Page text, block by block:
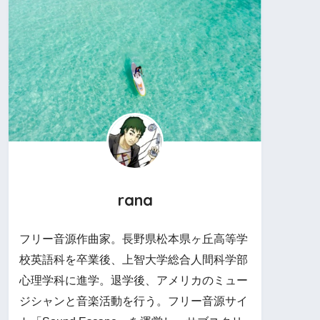
rana
フリー音源作曲家。長野県松本県ヶ丘高等学
校英語科を卒業後、上智大学総合人間科学部
心理学科に進学。退学後、アメリカのミュー
ジシャンと音楽活動を行う。フリー音源サイ